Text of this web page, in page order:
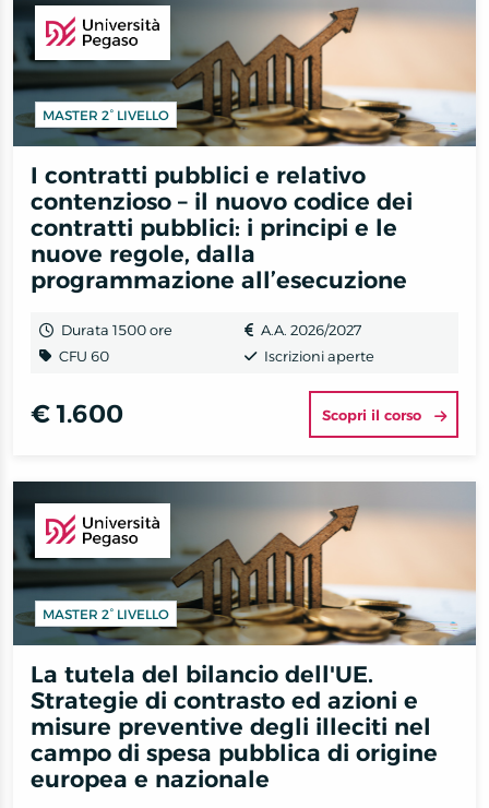
MASTER 2° LIVELLO
I contratti pubblici e relativo
contenzioso – il nuovo codice dei
contratti pubblici: i principi e le
nuove regole, dalla
programmazione all’esecuzione
Durata 1500 ore
CFU 60
A.A. 2026/2027
Iscrizioni aperte
€ 1.600 Scopri il corso
MASTER 2° LIVELLO
La tutela del bilancio dell'UE.
Strategie di contrasto ed azioni e
misure preventive degli illeciti nel
campo di spesa pubblica di origine
europea e nazionale